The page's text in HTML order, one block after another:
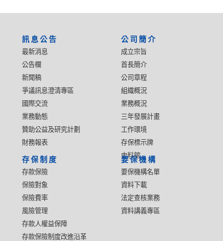
訊息公告
最新消息
公告欄
新聞稿
爭議訊息澄清專區
國際交流
業務動態
贊助公益及研究計劃
財務報表
公司簡介
成立宗旨
首長簡介
公司章程
組織概況
業務概況
三年發展計畫
工作環境
存保標示牌
史料館
存保制度
存款保險
保險對象
保險費率
風險管理
存款人權益保障
存款保險制度改進沿革
要保機構
要保機構名單
資料下載
法定查核業務
資料講義專區